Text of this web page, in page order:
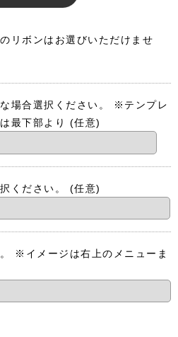
リボンはお選びいただけませ
場合選択ください。 ※テンプレ
最下部より (任意)
ください。 (任意)
※イメージは右上のメニューま